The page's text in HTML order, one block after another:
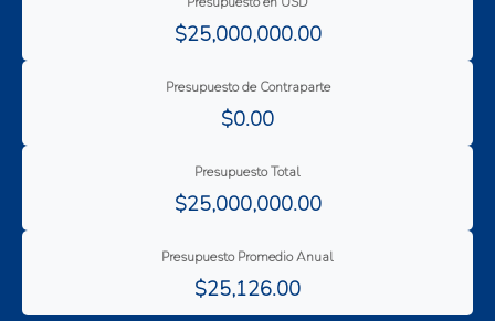
Resiliencia al cambio climático
$25,000,000.00
Presupuesto de Contraparte
$0.00
Presupuesto Total
$25,000,000.00
Presupuesto Promedio Anual
$25,126.00